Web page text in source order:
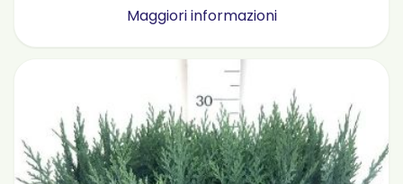
Maggiori informazioni